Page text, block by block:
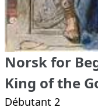
Norsk for
King of the
Débutant 2